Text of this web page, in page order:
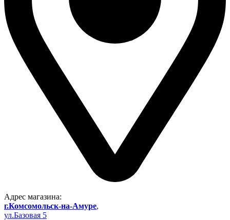
Адрес магазина:
г.Комсомольск-на-Амуре,
ул.Базовая 5